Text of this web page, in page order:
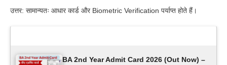
उत्तर: सामान्यतः आधार कार्ड और Biometric Verification पर्याप्त होते हैं।
BA 2nd Year Admit Card 2026 (Out Now) –